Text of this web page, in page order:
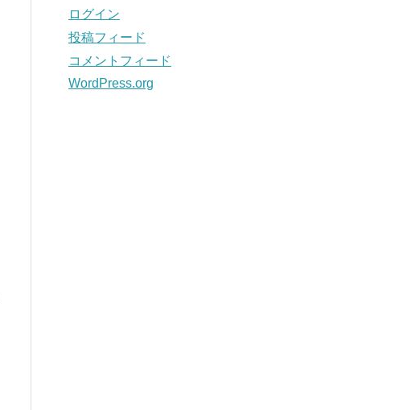
ログイン
投稿フィード
コメントフィード
WordPress.org